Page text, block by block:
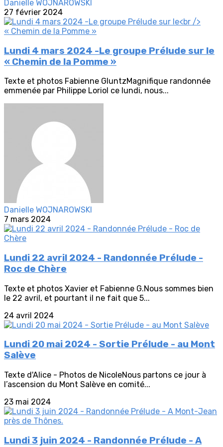
Danielle WOJNAROWSKI
27 février 2024
Lundi 4 mars 2024 -Le groupe Prélude sur le
« Chemin de la Pomme »
Texte et photos Fabienne GluntzMagnifique randonnée
emmenée par Philippe Loriol ce lundi, nous...
Danielle WOJNAROWSKI
7 mars 2024
Lundi 22 avril 2024 - Randonnée Prélude -
Roc de Chère
Texte et photos Xavier et Fabienne G.Nous sommes bien
le 22 avril, et pourtant il ne fait que 5...
24 avril 2024
Lundi 20 mai 2024 - Sortie Prélude - au Mont
Salève
Texte d'Alice - Photos de NicoleNous partons ce jour à
l’ascension du Mont Salève en comité...
23 mai 2024
Lundi 3 juin 2024 - Randonnée Prélude - A